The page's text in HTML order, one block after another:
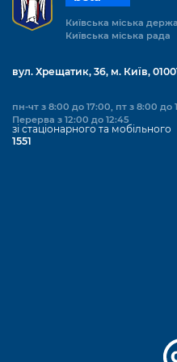
Підприємства,
Kyiv International
Річні звіти
Гендерна політика
Безбар'єрність
Київська міська
Портал Захисників та
Міський застосунок
Важливе під час
Уряд» – місцевий
Важливе під час
Про відкриті дані
Київська міська
Київська міська рада
вул. Хрещатик, 36, м. Київ,
пн-чт з 8:00 до 17:00, пт з 8:00 до
Перерва з 12:00 до 12:45
зі стаціонарного та мобільного
1551